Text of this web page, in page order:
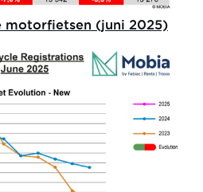
motorfietsen (juni 2025)